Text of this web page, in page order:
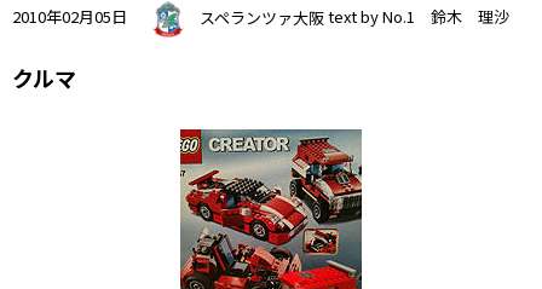
2010年02月05日 スペランツァ大阪text by No.1 鈴木 理沙
クルマ